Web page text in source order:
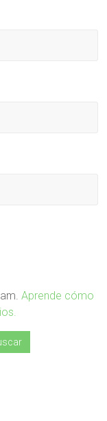
Aprende cómo